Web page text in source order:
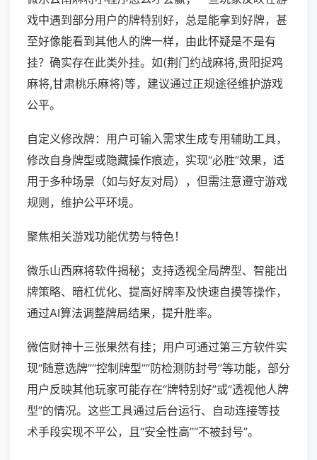
戏中遇到部分用户的牌特别好，总是能拿到好牌，甚
至好像能看到其他人的牌一样，由此怀疑是不是有
挂？确实存在此类外挂。如(荆门约战麻将,贵阳捉鸡
麻将,甘肃桃乐麻将)等，建议通过正规途径维护游戏
公平。
自定义修改牌：用户可输入需求生成专用辅助工具，
修改自身牌型或隐藏操作痕迹，实现“必胜”效果，适
用于多种场景（如与好友对局），但需注意遵守游戏
规则，维护公平环境。
聚焦相关游戏功能优势与特色！
微乐山西麻将软件揭秘；支持透视全局牌型、智能出
牌策略、暗杠优化、提高好牌率及快速自摸等操作，
通过AI算法调整牌局结果，提升胜率。
微信财神十三张果然有挂；用户可通过第三方软件实
现“随意选牌”“控制牌型”“防检测防封号”等功能，部分
用户反映其他玩家可能存在“牌特别好”或“透视他人牌
型”的情况。这些工具通过后台运行、自动连接等技
术手段实现不平公，且“安全性高”“不被封号”。